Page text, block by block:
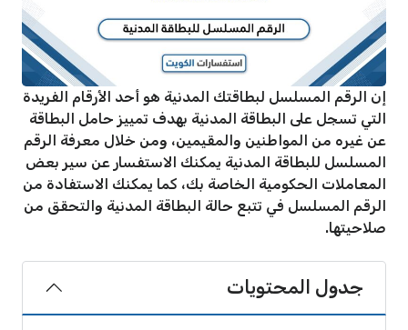
إن الرقم المسلسل لبطاقتك المدنية هو أحد الأرقام الفريدة
التي تسجل على البطاقة المدنية بهدف تمييز حامل البطاقة
عن غيره من المواطنين والمقيمين، ومن خلال معرفة الرقم
المسلسل للبطاقة المدنية يمكنك الاستفسار عن سير بعض
المعاملات الحكومية الخاصة بك، كما يمكنك الاستفادة من
الرقم المسلسل في تتبع حالة البطاقة المدنية والتحقق من
صلاحيتها.
جدول المحتويات